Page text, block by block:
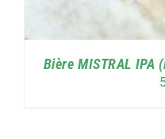
Bière MISTRAL IPA